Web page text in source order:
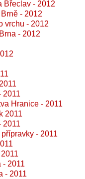
Břeclav - 2012
- 2012
vrchu - 2012
- 2012
2011
Hranice - 2011
2011
2011
- 2011
- 2011
- 2011